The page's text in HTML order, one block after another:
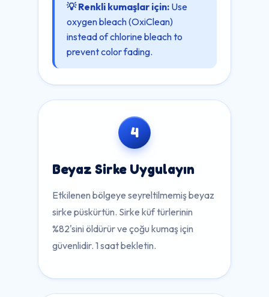
💡 Renkli kumaşlar için: Use
oxygen bleach (OxiClean)
instead of chlorine bleach to
prevent color fading.
4
Beyaz Sirke Uygulayın
Etkilenen bölgeye seyreltilmemiş beyaz
sirke püskürtün. Sirke küf türlerinin
%82'sini öldürür ve çoğu kumaş için
güvenlidir. 1 saat bekletin.